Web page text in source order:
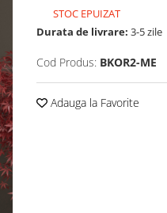
STOC EPUIZAT
Durata de livrare: 3-5 zile
Cod Produs: BKOR2-ME
Adauga la Favorite